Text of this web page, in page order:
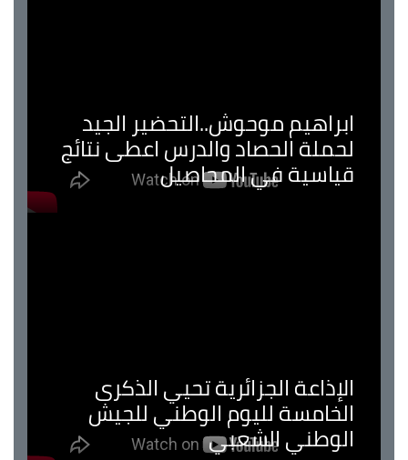
ابراهيم موحوش..التحضير الجيد
لحملة الحصاد والدرس اعطى نتائج
قياسية في المحاصيل
الإذاعة الجزائرية تحيي الذكرى
الخامسة لليوم الوطني للجيش
الوطني الشعبي